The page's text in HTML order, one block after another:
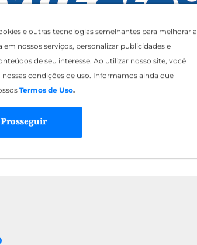
e outras tecnologias semelhantes para melhorar a
em nossos serviços, personalizar publicidades e
de seu interesse. Ao utilizar nosso site, você
condições de uso. Informamos ainda que
Termos de Uso.
Prosseguir